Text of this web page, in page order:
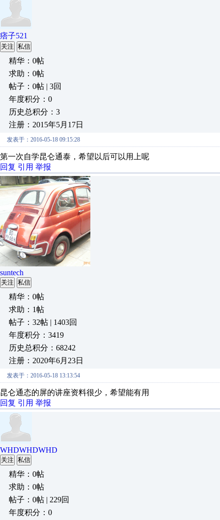
痞子521
关注 私信
精华：0帖
求助：0帖
帖子：0帖 | 3回
年度积分：0
历史总积分：3
注册：2015年5月17日
发表于：2016-05-18 09:15:28
第一次自学昆仑通泰，希望以后可以用上呢
回复 引用 举报
suntech
关注 私信
精华：0帖
求助：1帖
帖子：32帖 | 1403回
年度积分：3419
历史总积分：68242
注册：2020年6月23日
发表于：2016-05-18 13:13:54
昆仑通态的屏的讲座资料很少，希望能有用
回复 引用 举报
WHDWHDWHD
关注 私信
精华：0帖
求助：0帖
帖子：0帖 | 229回
年度积分：0